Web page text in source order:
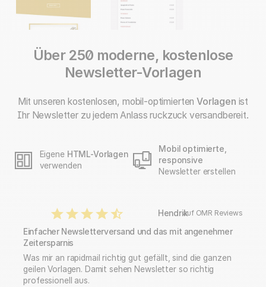
Über 250 moderne, kostenlose
Newsletter-Vorlagen
Mit unseren kostenlosen, mobil-optimiertenVorlagen ist
Ihr Newsletter zu jedem Anlass ruckzuck versandbereit.
Eigene HTML-Vorlagen
verwenden
Mobil optimierte,
responsive
Newsletter erstellen
Hendrikauf OMR Reviews
Einfacher Newsletterversand und das mit angenehmer
Zeitersparnis
Was mir an rapidmail richtig gut gefällt, sind die ganzen
geilen Vorlagen. Damit sehen Newsletter so richtig
professionell aus.